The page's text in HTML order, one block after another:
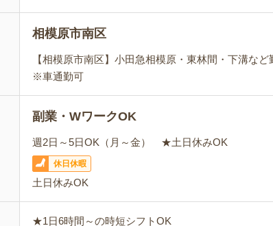
相模原市南区
【相模原市南区】小田急相模原・東林間・下溝など
※車通勤可
副業・WワークOK
週2日～5日OK（月～金） ★土日休みOK
休日休暇
土日休みOK
★1日6時間～の時短シフトOK